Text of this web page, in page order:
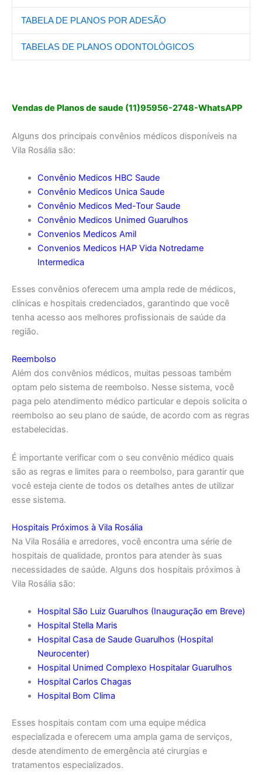
TABELA DE PLANOS POR ADESÃO
TABELAS DE PLANOS ODONTOLÓGICOS
Vendas de Planos de saude (11)95956-2748-WhatsAPP
Alguns dos principais convênios médicos disponíveis na
Vila Rosália são:
Convênio Medicos HBC Saude
Convênio Medicos Unica Saude
Convênio Medicos Med-Tour Saude
Convênio Medicos Unimed Guarulhos
Convenios Medicos Amil
Convenios Medicos HAP Vida Notredame
Intermedica
Esses convênios oferecem uma ampla rede de médicos,
clínicas e hospitais credenciados, garantindo que você
tenha acesso aos melhores profissionais de saúde da
região.
Reembolso
Além dos convênios médicos, muitas pessoas também
optam pelo sistema de reembolso. Nesse sistema, você
paga pelo atendimento médico particular e depois solicita o
reembolso ao seu plano de saúde, de acordo com as regras
estabelecidas.
É importante verificar com o seu convênio médico quais
são as regras e limites para o reembolso, para garantir que
você esteja ciente de todos os detalhes antes de utilizar
esse sistema.
Hospitais Próximos à Vila Rosália
Na Vila Rosália e arredores, você encontra uma série de
hospitais de qualidade, prontos para atender às suas
necessidades de saúde. Alguns dos hospitais próximos à
Vila Rosália são:
Hospital São Luiz Guarulhos (Inauguração em Breve)
Hospital Stella Maris
Hospital Casa de Saude Guarulhos (Hospital
Neurocenter)
Hospital Unimed Complexo Hospitalar Guarulhos
Hospital Carlos Chagas
Hospital Bom Clima
Esses hospitais contam com uma equipe médica
especializada e oferecem uma ampla gama de serviços,
desde atendimento de emergência até cirurgias e
tratamentos especializados.